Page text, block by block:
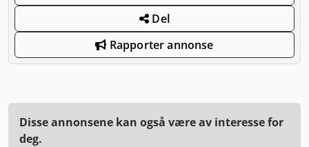
Del
Rapporter annonse
Disse annonsene kan også være av interesse for
deg.